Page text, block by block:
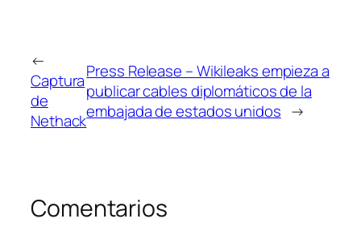
←
Captura
de
Nethack
Press Release – Wikileaks empieza a
publicar cables diplomáticos de la
embajada de estados unidos →
Comentarios